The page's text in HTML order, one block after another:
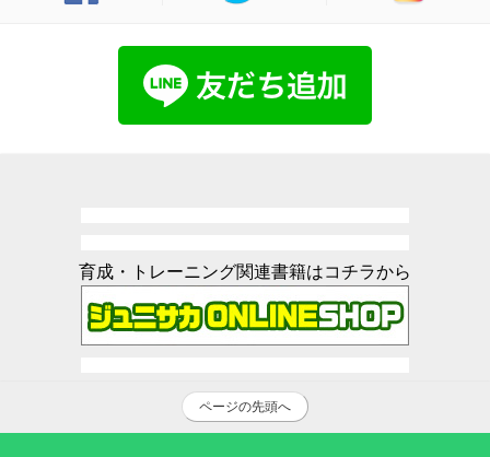
育成・トレーニング関連書籍はコチラから
ページの先頭へ